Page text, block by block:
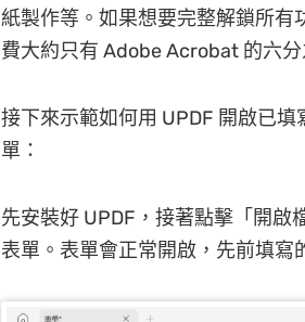
紙製作等。如果想要完整解鎖所有
費大約只有 Adobe Acrobat 的六分
接下來示範如何用 UPDF 開啟已
單：
先安裝好 UPDF，接著點擊「開啟
表單。表單會正常開啟，先前填寫